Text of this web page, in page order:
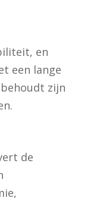
en
een lange
zijn
de